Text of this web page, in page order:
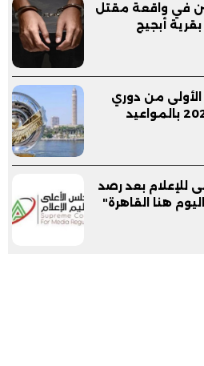
في واقعة مقتل
أبجيج
الأولى من دوري
للإعلام بعد رصد
هنا القاهرة"